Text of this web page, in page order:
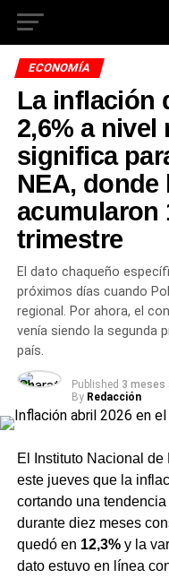
ECONOMÍA
La inflación
2,6% a
significa
NEA,
acumularon
trimestre
El dato chaqueño
próximos días cuando
regional. Por ahora, el
venía siendo la segunda
país.
Published 3 meses
By Redacción
El Instituto Nacional
este jueves que la
cortando una
durante diez meses
quedó en 12,3%y la
dato estuvo en línea